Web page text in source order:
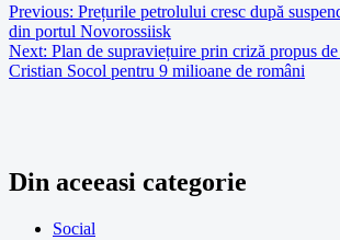
Previous: Prețurile petrolului cresc după
din portul Novorossiisk
Next: Plan de supraviețuire prin criză propus
Cristian Socol pentru 9 milioane de români
Din aceeasi categorie
Social